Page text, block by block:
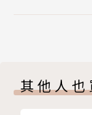
夠有名。
受大眾歡迎
第一章 放大
物理傳教士──
其他人